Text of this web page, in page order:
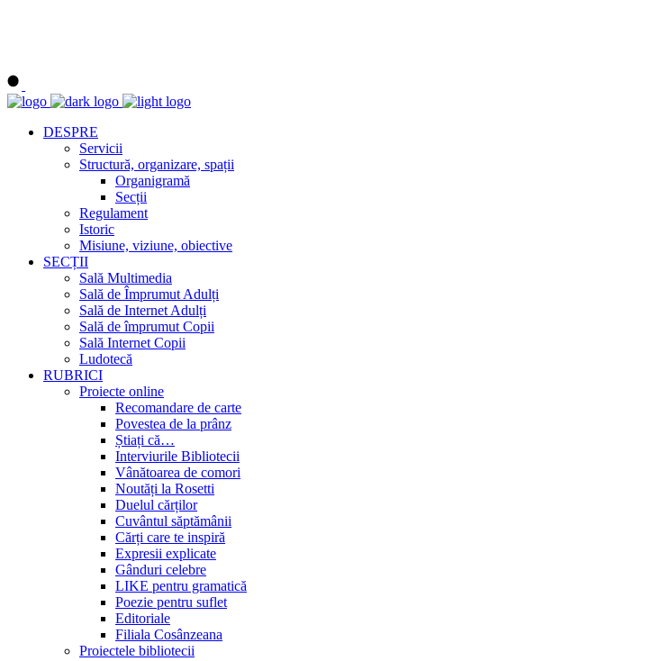
DESPRE
Servicii
Structură, organizare, spații
Organigramă
Secții
Regulament
Istoric
Misiune, viziune, obiective
SECȚII
Sală Multimedia
Sală de Împrumut Adulți
Sală de Internet Adulți
Sală de împrumut Copii
Sală Internet Copii
Ludotecă
RUBRICI
Proiecte online
Recomandare de carte
Povestea de la prânz
Știați că…
Interviurile Bibliotecii
Vânătoarea de comori
Noutăți la Rosetti
Duelul cărților
Cuvântul săptămânii
Cărți care te inspiră
Expresii explicate
Gânduri celebre
LIKE pentru gramatică
Poezie pentru suflet
Editoriale
Filiala Cosânzeana
Proiectele bibliotecii